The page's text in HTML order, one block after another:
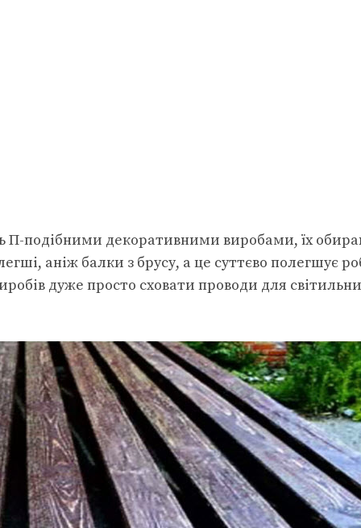
П-подібними декоративними виробами, їх
аніж балки з брусу, а це суттєво полегшує
дуже просто сховати проводи для